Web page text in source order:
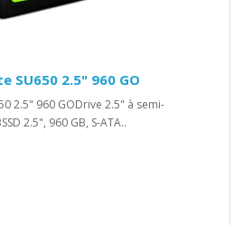
SU650 2.5" 960 GO
2.5" 960 GODrive 2.5" à semi-
2.5", 960 GB, S-ATA..